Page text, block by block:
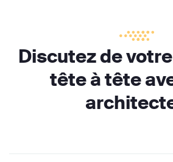
Discutez de
tête à tête